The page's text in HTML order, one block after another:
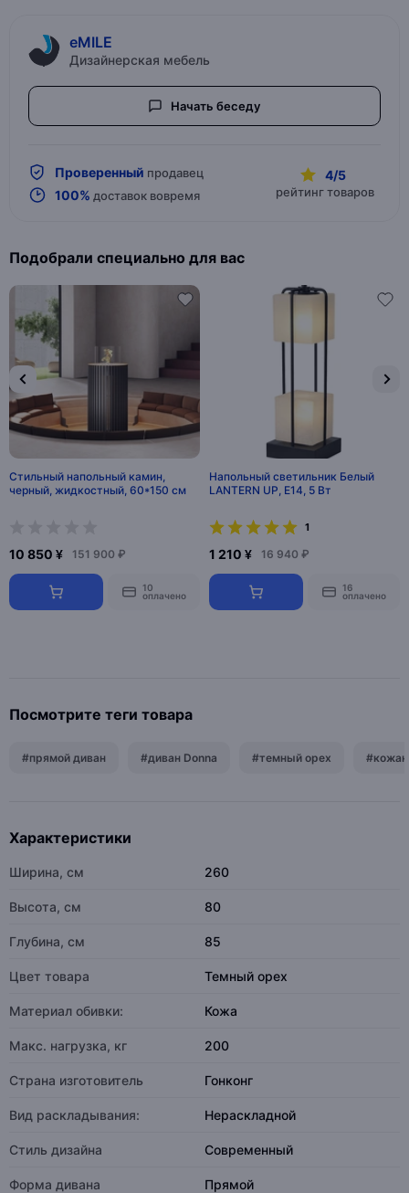
eMILE
Дизайнерская мебель
Начать беседу
Проверенный продавец
100% доставок вовремя
4/5
рейтинг товаров
Подобрали специально для вас
Стильный напольный камин,
черный, жидкостный, 60*150 см
10 850 ¥ 151 900 ₽
10
оплачено
Напольный светильник Белый
LANTERN UP, E14, 5 Вт
1
1 210 ¥ 16 940 ₽
16
оплачено
Посмотрите теги товара
#прямой диван #диван Donna #темный орех
Характеристики
Ширина, см 260
Высота, см 80
Глубина, см 85
Цвет товара Темный орех
Материал обивки: Кожа
Макс. нагрузка, кг 200
Страна изготовитель Гонконг
Вид раскладывания: Нераскладной
Стиль дизайна Современный
Форма дивана Прямой